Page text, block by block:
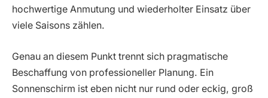
hochwertige Anmutung und wiederholter Einsatz über
viele Saisons zählen.
Genau an diesem Punkt trennt sich pragmatische
Beschaffung von professioneller Planung. Ein
Sonnenschirm ist eben nicht nur rund oder eckig, groß